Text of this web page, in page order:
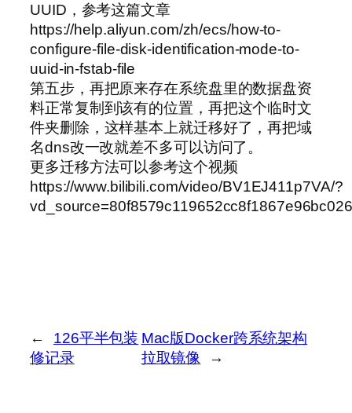
UUID，参考这篇文章
https://help.aliyun.com/zh/ecs/how-to-
configure-file-disk-identification-mode-to-
uuid-in-fstab-file
第五步，再把原来存在系统盘里的数据盘资
料正常复制到该有的位置，再把这个临时文
件夹删除，这样基本上就迁移好了，再把域
名dns改一改就差不多可以访问了。
更多迁移方法可以参考这个视频
https://www.bilibili.com/video/BV1EJ411p7VA/?
←
126平半包装
修记录
Mac版Docker跨系统架构
拉取镜像
→